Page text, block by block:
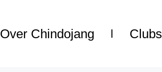
Over Chindojang Clubs